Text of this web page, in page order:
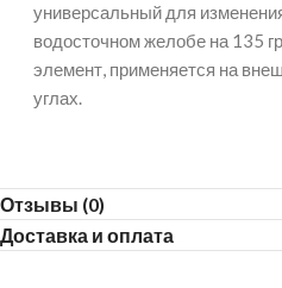
универсальный для
водосточном желобе на 135
элемент, применяется на
углах.
Отзывы (0)
Доставка и оплата